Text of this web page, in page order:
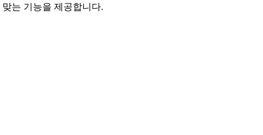
맞는 기능을 제공합니다.